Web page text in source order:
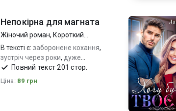
Непокірна для магната
Жіночий роман, Короткий
любовний роман
В тексті є: заборонене кохання,
зустріч через роки, дуже
емоційно_пристрасть на межі
Повний текст 201 стор.
Ціна: 89 грн